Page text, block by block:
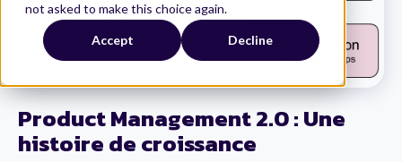
not asked to make this choice again.
Accept Decline
Product Management 2.0 : Une
histoire de croissance